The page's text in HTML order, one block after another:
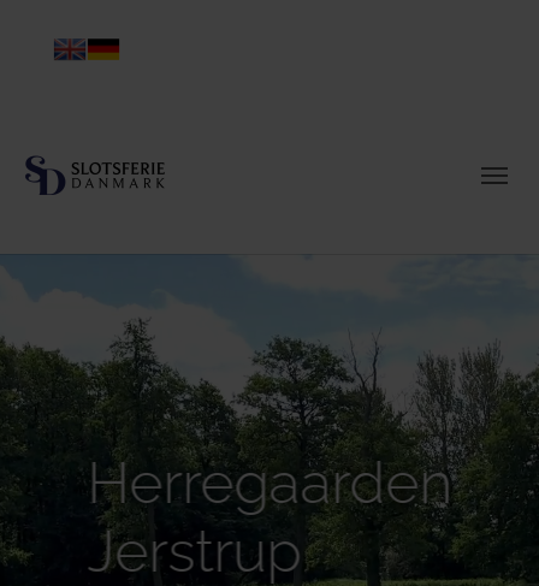
Herregaarden
Jerstrup